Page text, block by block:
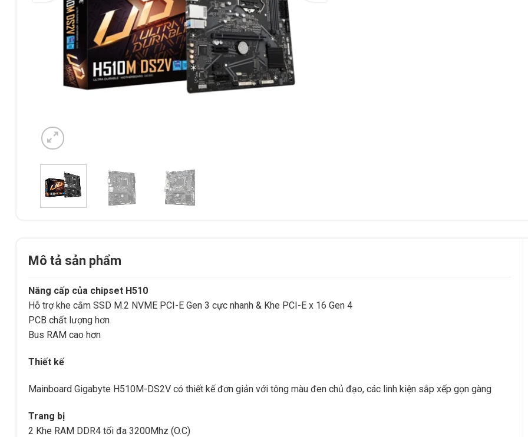
Mô tả sản phẩm
Nâng cấp của chipset H510
Hỗ trợ khe cắm SSD M.2 NVME PCI-E Gen 3 cực nhanh & Khe PCI-E x 16 Gen 4
PCB chất lượng hơn
Bus RAM cao hơn
Thiết kế
Mainboard Gigabyte H510M-DS2V có thiết kế đơn giản với tông màu đen chủ đạo, các linh kiện sắp xếp gọn gàng
Trang bị
2 Khe RAM DDR4 tối đa 3200Mhz (O.C)